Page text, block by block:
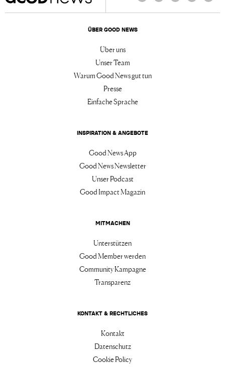
ÜBER GOOD NEWS
Über uns
Unser Team
Warum Good News gut tun
Presse
Einfache Sprache
INSPIRATION & ANGEBOTE
Good News App
Good News Newsletter
Unser Podcast
Good Impact Magazin
MITMACHEN
Unterstützen
Good Member werden
Community Kampagne
Transparenz
KONTAKT & RECHTLICHES
Kontakt
Datenschutz
Cookie Policy